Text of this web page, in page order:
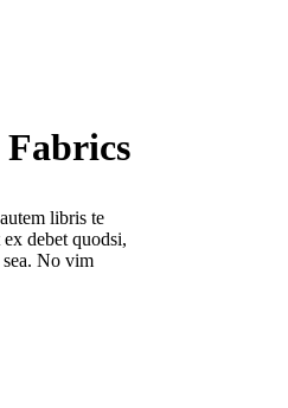
libris te
debet quodsi,
sea. No vim